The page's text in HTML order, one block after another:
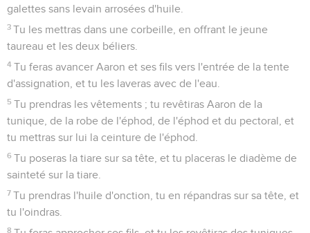
galettes sans levain arrosées d'huile.
3 Tu les mettras dans une corbeille, en offrant le jeune
taureau et les deux béliers.
4 Tu feras avancer Aaron et ses fils vers l'entrée de la tente
d'assignation, et tu les laveras avec de l'eau.
5 Tu prendras les vêtements ; tu revêtiras Aaron de la
tunique, de la robe de l'éphod, de l'éphod et du pectoral, et
tu mettras sur lui la ceinture de l'éphod.
6 Tu poseras la tiare sur sa tête, et tu placeras le diadème de
sainteté sur la tiare.
7 Tu prendras l'huile d'onction, tu en répandras sur sa tête, et
tu l'oindras.
8